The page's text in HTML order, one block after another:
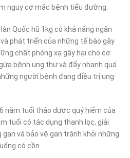
nguy cơ mắc bệnh tiểu đường.
Quốc hũ 1kg có khả năng ngăn
phát triển của những tế bào gây
chất phóng xạ gây hại cho cơ
bệnh ung thư và đẩy nhanh quá
người bệnh đang điều trị ung
năm tuổi thảo dược quý hiếm của
tuổi có tác dụng thanh lọc, giải
và bảo vệ gan tránh khỏi những
có cồn.